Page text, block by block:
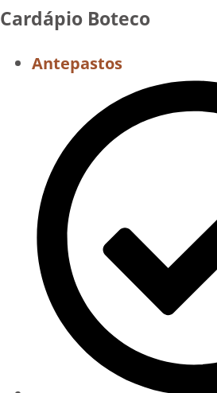
Cardápio Boteco
Antepastos